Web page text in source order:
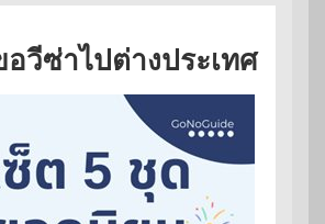
อวีซ่าไปต่างประเทศ